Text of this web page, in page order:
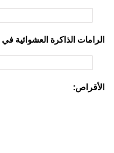
الرامات الذاكرة العشوائية
الأقراص: